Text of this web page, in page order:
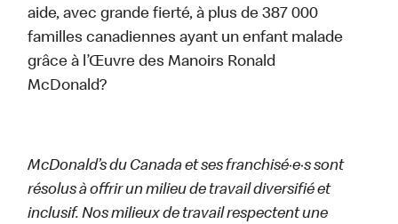
aide, avec grande fierté, à plus de 387 000
familles canadiennes ayant un enfant malade
grâce à l’Œuvre des Manoirs Ronald
McDonald?
McDonald’s du Canada et ses franchisé·e·s sont
résolus à offrir un milieu de travail diversifié et
inclusif. Nos milieux de travail respectent une